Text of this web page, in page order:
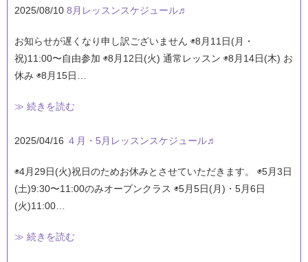
2025/08/10 8月レッスンスケジュール♬
お知らせが遅くなり申し訳ございません ◉8月11日(月・
祝)11:00〜自由参加 ◉8月12日(火) 通常レッスン ◉8月14日(木) お
休み ◉8月15日…
≫ 続きを読む
2025/04/16 ４月・5月レッスンスケジュール♬
◉4月29日(火)祝日のためお休みとさせていただきます。 ◉5月3日
(土)9:30〜11:00のみオープンクラス ◉5月5日(月)・5月6日
(火)11:00…
≫ 続きを読む